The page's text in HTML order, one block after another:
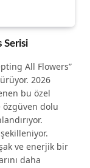
Serisi
All Flowers”
2026
bu özel
özgüven dolu
ve enerjik bir
daha